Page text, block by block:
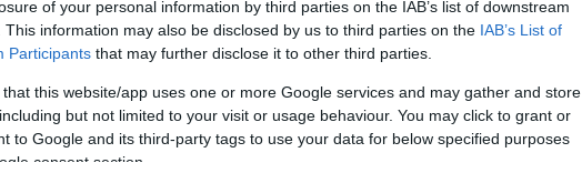
of your personal information by third parties on the IAB’s list of downstream
This information may also be disclosed by us to third parties on the IAB’s List of
Participants that may further disclose it to other third parties.
that this website/app uses one or more Google services and may gather and store
but not limited to your visit or usage behaviour. You may click to grant or
to Google and its third-party tags to use your data for below specified purposes
consent section.
imprese
Basilicata, in sinergia con Banca d’Italia,